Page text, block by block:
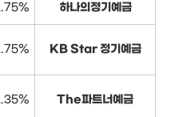
하나의정기예금
KB Star 정기예금
The파트너예금